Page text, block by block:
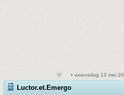
• woensdag 13 mei
Luctor.et.Emergo